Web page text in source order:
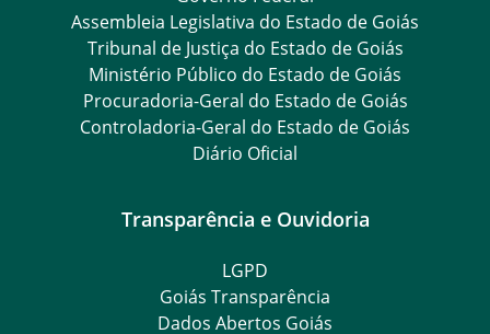
Assembleia Legislativa do Estado de Goiás
Tribunal de Justiça do Estado de Goiás
Ministério Público do Estado de Goiás
Procuradoria-Geral do Estado de Goiás
Controladoria-Geral do Estado de Goiás
Diário Oficial
Transparência e Ouvidoria
LGPD
Goiás Transparência
Dados Abertos Goiás